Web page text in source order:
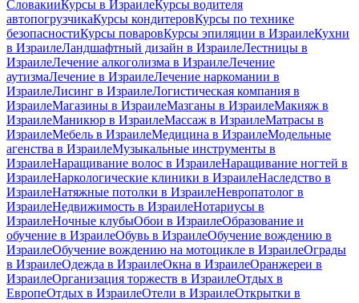
СловакииКурсы в ИзраилеКурсы водителя
автопогрузчикаКурсы кондитеровКурсы по технике
безопасностиКурсы поваровКурсы эпиляции в ИзраилеКухни
в ИзраилеЛандшафтный дизайн в ИзраилеЛестницы в
ИзраилеЛечение алкоголизма в ИзраилеЛечение
аутизмаЛечение в ИзраилеЛечение наркомании в
ИзраилеЛисинг в ИзраилеЛогистическая компания в
ИзраилеМагазины в ИзраилеМазганы в ИзраилеМакияж в
ИзраилеМаникюр в ИзраилеМассаж в ИзраилеМатрасы в
ИзраилеМебель в ИзраилеМедицина в ИзраилеМодельные
агенства в ИзраилеМузыкальные инструменты в
ИзраилеНаращивание волос в ИзраилеНаращивание ногтей в
ИзраилеНаркологические клиники в ИзраилеНаследство в
ИзраилеНатяжные потолки в ИзраилеНевропатолог в
ИзраилеНедвижимость в ИзраилеНотариусы в
ИзраилеНочные клубыОбои в ИзраилеОбразование и
обучение в ИзраилеОбувь в ИзраилеОбучение вождению в
ИзраилеОбучение вождению на мотоцикле в ИзраилеОграды
в ИзраилеОдежда в ИзраилеОкна в ИзраилеОранжереи в
ИзраилеОрганизация торжеств в ИзраилеОтдых в
ЕвропеОтдых в ИзраилеОтели в ИзраилеОткрытки в